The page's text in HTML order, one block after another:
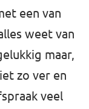
een van
weet van
maar,
zo ver en
veel